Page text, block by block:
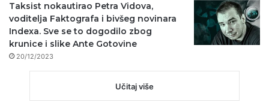
Taksist nokautirao Petra Vidova,
voditelja Faktografa i bivšeg novinara
Indexa. Sve se to dogodilo zbog
krunice i slike Ante Gotovine
20/12/2023
Učitaj više